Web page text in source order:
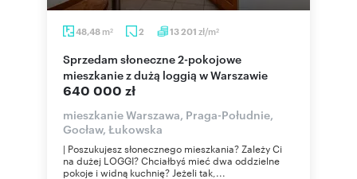
48,48 m2 2 13 201 zł/m2
Sprzedam słoneczne 2-pokojowe
mieszkanie z dużą loggią w Warszawie
640 000 zł
mieszkanie Warszawa, Praga-Południe,
Gocław, Łukowska
| Poszukujesz słonecznego mieszkania? Zależy Ci
na dużej LOGGI? Chciałbyś mieć dwa oddzielne
pokoje i widną kuchnię? Jeżeli tak,...